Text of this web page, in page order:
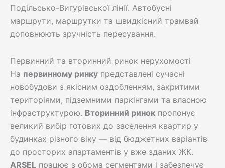
Подільсько-Вигурівської лінії. Автобусні
маршрути, маршрутки та швидкісний трамвай
доповнюють зручність пересування.
Первинний та вторинний ринок нерухомості
На первинному ринку представлені сучасні
новобудови з якісним оздобленням, закритими
територіями, підземними паркінгами та власною
інфраструктурою. Вторинний ринок пропонує
великий вибір готових до заселення квартир у
будинках різного віку — від бюджетних варіантів
до просторих апартаментів у вже зданих ЖК.
ARSEL працює з обома сегментами і забезпечує